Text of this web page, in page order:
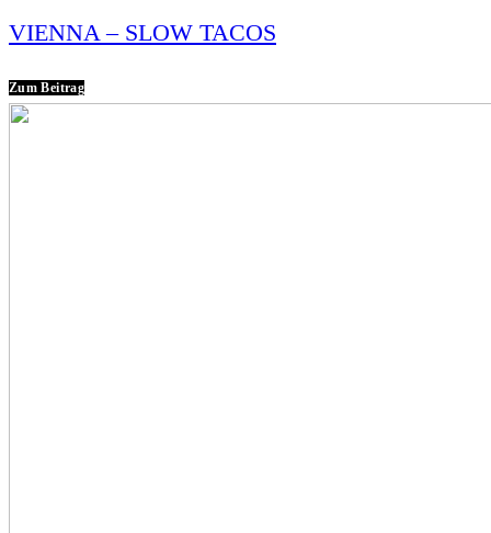
VIENNA – SLOW TACOS
Zum Beitrag